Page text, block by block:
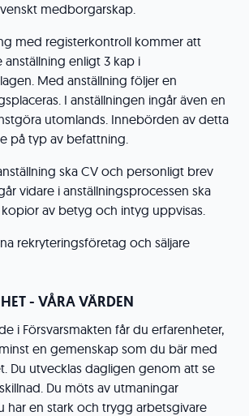
medborgarskap.
med registerkontroll kommer att
enligt 3 kap i
Med anställning följer en
I anställningen ingår även en
utomlands. Innebörden av detta
på typ av befattning.
ska CV och personligt brev
vidare i anställningsprocessen ska
av betyg och intyg uppvisas.
rekryteringsföretag och säljare
- VÅRA VÄRDEN
i Försvarsmakten får du erfarenheter,
en gemenskap som du bär med
Du utvecklas dagligen genom att se
Du möts av utmaningar
har en stark och trygg arbetsgivare